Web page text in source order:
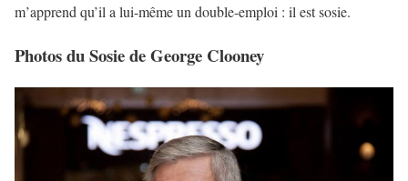
m’apprend qu’il a lui-même un double-emploi : il est sosie.
Photos du Sosie de George Clooney